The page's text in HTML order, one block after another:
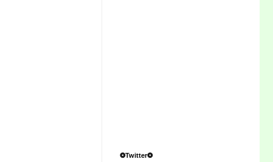
❂Twitter❂